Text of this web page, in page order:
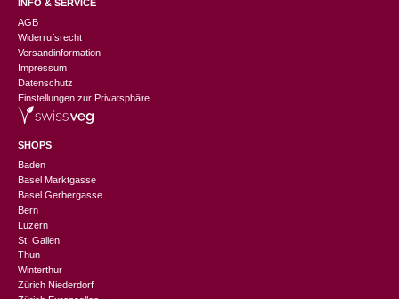
INFO & SERVICE
AGB
Widerrufsrecht
Versandinformation
Impressum
Datenschutz
Einstellungen zur Privatsphäre
SHOPS
Baden
Basel Marktgasse
Basel Gerbergasse
Bern
Luzern
St. Gallen
Thun
Winterthur
Zürich Niederdorf